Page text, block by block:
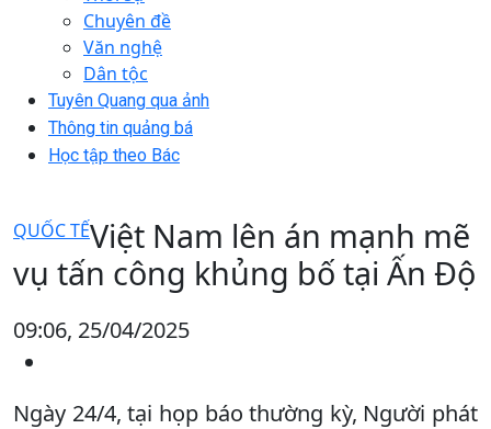
Chuyên đề
Văn nghệ
Dân tộc
Tuyên Quang qua ảnh
Thông tin quảng bá
Học tập theo Bác
QUỐC TẾViệt Nam lên án mạnh mẽ
vụ tấn công khủng bố tại Ấn Độ
09:06, 25/04/2025
Ngày 24/4, tại họp báo thường kỳ, Người phát